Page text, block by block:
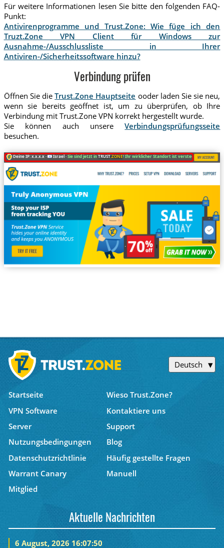
Für weitere Informationen lesen Sie bitte den folgenden FAQ-
Punkt:
Antivirenprogramme und Trust.Zone: Wie füge ich den
Truzt.Zone VPN Client für Windows zur
Ausnahme-/Ausschlussliste in Ihrer
Antiviren-/Sicherheitssoftware hinzu?
Verbindung prüfen
Öffnen Sie dieTrust.Zone Hauptseite ooder laden Sie sie neu,
wenn sie bereits geöffnet ist, um zu überprüfen, ob Ihre
Verbindung mit Trust.Zone VPN korrekt hergestellt wurde.
Sie können auch unsereVerbindungsprüfungsseite
besuchen.
Deine IP: x.x.x.x · Israel ·Sie sind jetzt inTRUST.ZONE! Ihr wirklicher Standort ist versteckt!
Deutsch
Startseite
Wieso Trust.Zone?
VPN Software
Kontaktiere uns
Server
Support
Nutzungsbedingungen
Blog
Datenschutzrichtlinie
Häufig gestellte Fragen
Warrant Canary
Manuell
Mitglied
Aktuelle Nachrichten
6 August, 2026 16:07:50